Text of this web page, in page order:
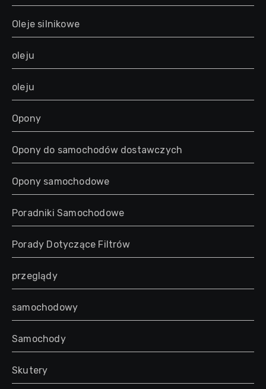
Oleje silnikowe
oleju
oleju
Opony
Opony do samochodów dostawczych
Opony samochodowe
Poradniki Samochodowe
Porady Dotyczące Filtrów
przeglądy
samochodowy
Samochody
Skutery